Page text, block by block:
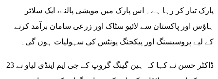
پارک تیار کر رہا ہے۔ اس پارک میں مویشی پالنے، ایک سلاٹر
ہاؤس اور پاکستان سے لائیو سٹاک اور زرعی سامان برآمد کرنے
کے لیے پروسیسنگ اور پیکجنگ یونٹس کی سہولیات ہوں گی۔
ڈاکٹر حسن نے کہا کہ ہین گینگ گروپ کے جی ایم اینڈی لیاو نے 23